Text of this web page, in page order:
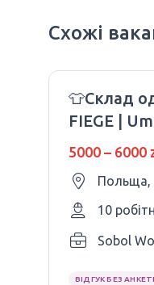
Схожі
👕Склад
FIEGE |
Pracę |
5000 – 6000
Польща,
10
Sobol
ВІДГУК БЕЗ